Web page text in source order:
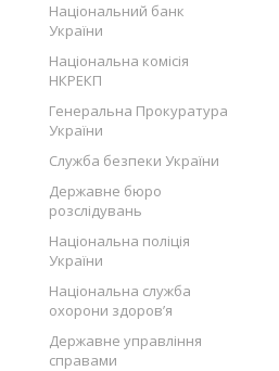
Національний банк
України
Національна комісія
НКРЕКП
Генеральна Прокуратура
України
Служба безпеки України
Державне бюро
розслідувань
Національна поліція
України
Національна служба
охорони здоров’я
Державне управління
справами